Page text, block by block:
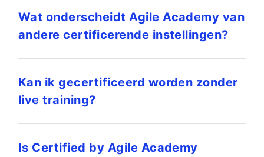
Wat onderscheidt Agile Academy van
andere certificerende instellingen?
Kan ik gecertificeerd worden zonder
live training?
Is Certified by Agile Academy